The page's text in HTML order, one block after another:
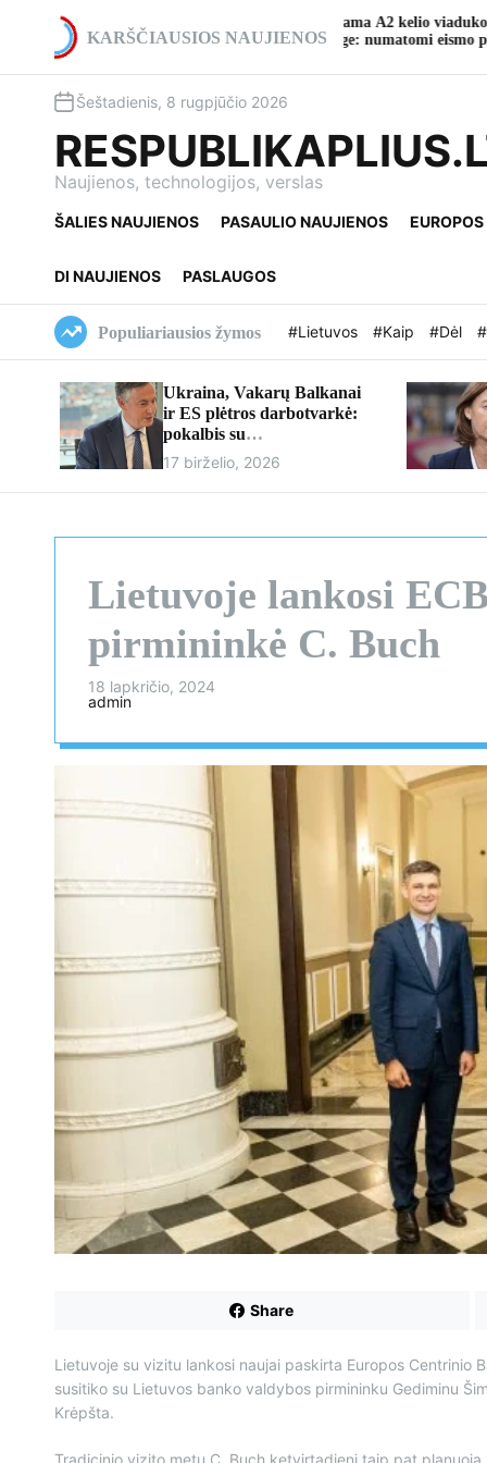
KARŠČIAUSIOS NAUJIENOS
Pradedama A2 kelio viaduko rekonstrukcija ties
Ukmerge: numatomi eismo pakeitimai
Šeštadienis, 8 rugpjūčio 2026
Naujienos, technologijos, verslas
ŠALIES NAUJIENOS PASAULIO NAUJIENOS
DI NAUJIENOS PASLAUGOS
Populiariausios žymos #Lietuvos #Kaip #Dėl
Ukraina, Vakarų Balkanai
ir ES plėtros darbotvarkė:
pokalbis su
europarlamentaru Davidu
McAllisteriu
17 birželio, 2026
Lietuvoje lankosi
pirmininkė C. Buch
18 lapkričio, 2024
admin
Share
Lietuvoje su vizitu lankosi naujai paskirta Europos
susitiko su Lietuvos banko valdybos pirmininku Gediminu
Krėpšta.